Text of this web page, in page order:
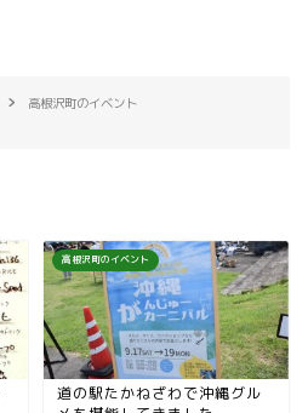
高根沢町のイベント
高根沢町のイベント
道の駅たかねざわで沖縄グル